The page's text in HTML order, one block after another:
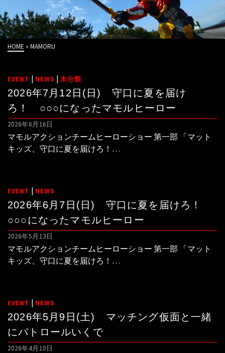
HOME » MAMORU
EVENT | NEWS | 未分類
2026年7月12日(日) 守口に夏を届け
ろ！ ○○○になったマモルヒーロー
2026年6月16日
マモルアクションチームヒーローショー 第一部 「マット
キッズ、守口に夏を届けろ！…
EVENT | NEWS
2026年6月7日(日) 守口に夏を届けろ！
○○○になったマモルヒーロー
2026年5月13日
マモルアクションチームヒーローショー 第一部 「マット
キッズ、守口に夏を届けろ！…
EVENT | NEWS
2026年5月9日(土) マッチング仮面と一緒
にパトロールいくで
2026年4月10日